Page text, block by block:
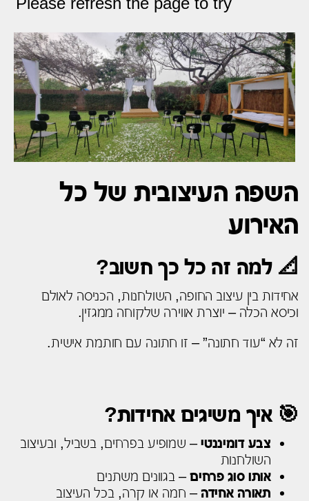
השפה העיצובית של כל
האירוע
📐 למה זה כל כך חשוב?
אחידות בין עיצוב החופה, השולחנות, הכניסה לאולם
וכיסא הכלה – יוצרת אווירה שלקוחה ממגזין.
זה לא “עוד חתונה” – זו חתונה עם חותמת אישית.
🎯 איך משיגים אחידות?
צבע דומיננטי– שמופיע בפרחים, בשביל, ובעיצוב
השולחנות
אותו סוג פרחים– בגוונים משתנים
תאורה אחידה– חמה או קרה, בכל העיצוב